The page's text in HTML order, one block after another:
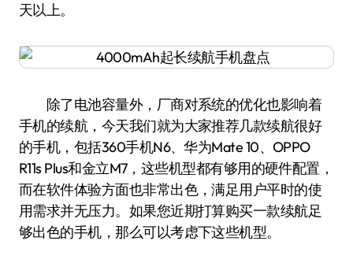
天以上。
除了电池容量外，厂商对系统的优化也影响着
手机的续航，今天我们就为大家推荐几款续航很好
的手机，包括360手机N6、华为Mate 10、OPPO
R11s Plus和金立M7，这些机型都有够用的硬件配置，
而在软件体验方面也非常出色，满足用户平时的使
用需求并无压力。如果您近期打算购买一款续航足
够出色的手机，那么可以考虑下这些机型。